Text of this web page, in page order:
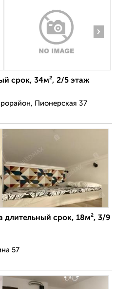
›
срок, 34м², 2/5 этаж
Пионерская 37
длительный срок, 18м², 3/9
57